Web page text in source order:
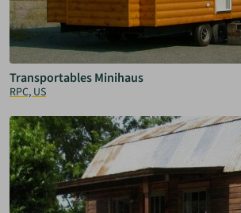
Transportables Minihaus
RPC, US